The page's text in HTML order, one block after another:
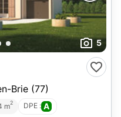
5
Brie (77)
m2 DPE : A